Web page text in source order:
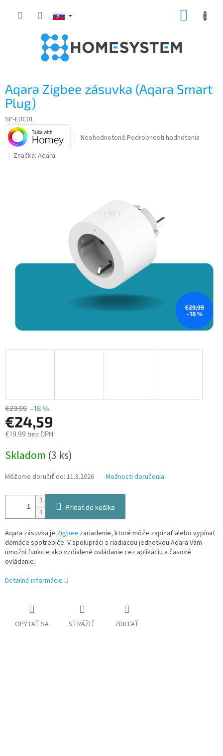
Aqara Zigbee zásuvka (Aqara Smart
Plug)
SP-EUC01
Priemerné
Neohodnotené Podrobnosti hodnotenia
Značka: Aqara
€29,99
–18 %
€29,99 –18 %
€24,59
€19,99 bez DPH
cena:
Skladom (3 ks)
Môžeme doručiť do: 11.8.2026 Možnosti doručenia
Pridať do košíka
Aqara zásuvka je Zigbee zariadenie, ktoré môže zapínať alebo vypínať
domáce spotrebiče. V spolupráci s riadiacou jednotkou Aqara Vám
umožní funkcie ako vzdialené ovládanie cez aplikáciu a časové
ovládanie.
Detailné informácie
OPÝTAŤ SA STRÁŽIŤ ZDIEĽAŤ